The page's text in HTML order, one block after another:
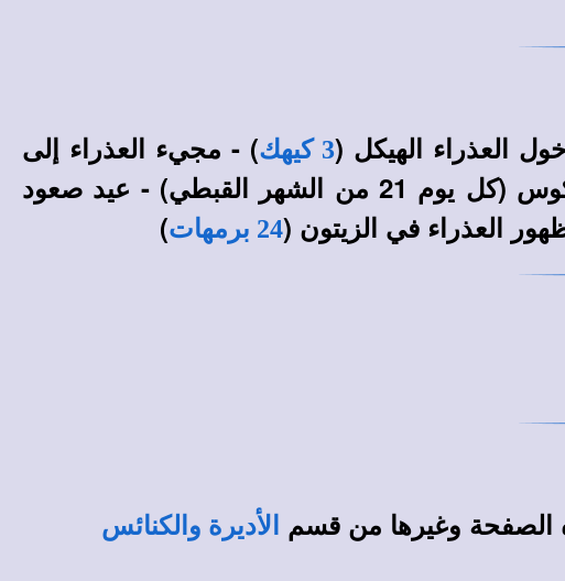
العذراء الهيكل (3 كيهك
) - مجيء العذراء إلى
) - العيد الشهري للعذراء الثيئوطوكوس (كل يوم 21 من الشهر القبطي) - عيد صعود
العذراء في الزيتون (24 برمهات )
الصفحة وغيرها من قسم
الأديرة والكنائس